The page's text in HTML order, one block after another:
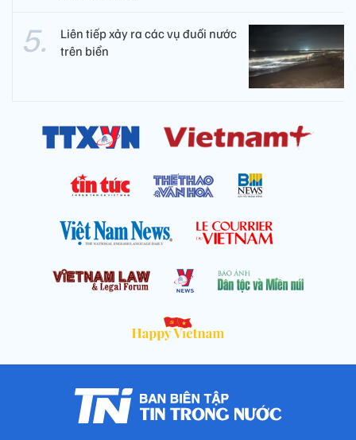
Liên tiếp xảy ra các vụ đuối nước
trên biển